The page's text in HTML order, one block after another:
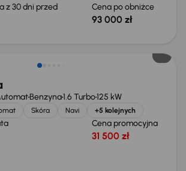
z 30 dni przed
Cena po obniżce
93 000 zł
Benzyna1.6 Turbo125 kW
Skóra Navi +5 kolejnych
Cena promocyjna
31 500 zł